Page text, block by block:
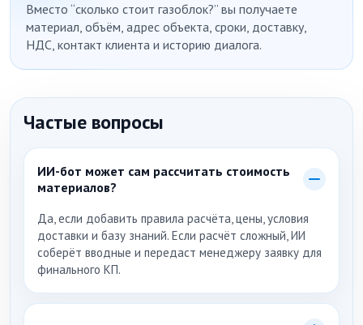
Вместо “сколько стоит газоблок?” вы получаете
материал, объём, адрес объекта, сроки, доставку,
НДС, контакт клиента и историю диалога.
Частые вопросы
ИИ-бот может сам рассчитать стоимость
материалов?
Да, если добавить правила расчёта, цены, условия
доставки и базу знаний. Если расчёт сложный, ИИ
соберёт вводные и передаст менеджеру заявку для
финального КП.